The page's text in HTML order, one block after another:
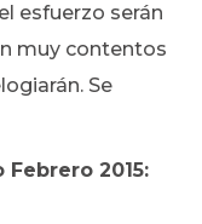
esfuerzo serán
muy contentos
Se
2015: